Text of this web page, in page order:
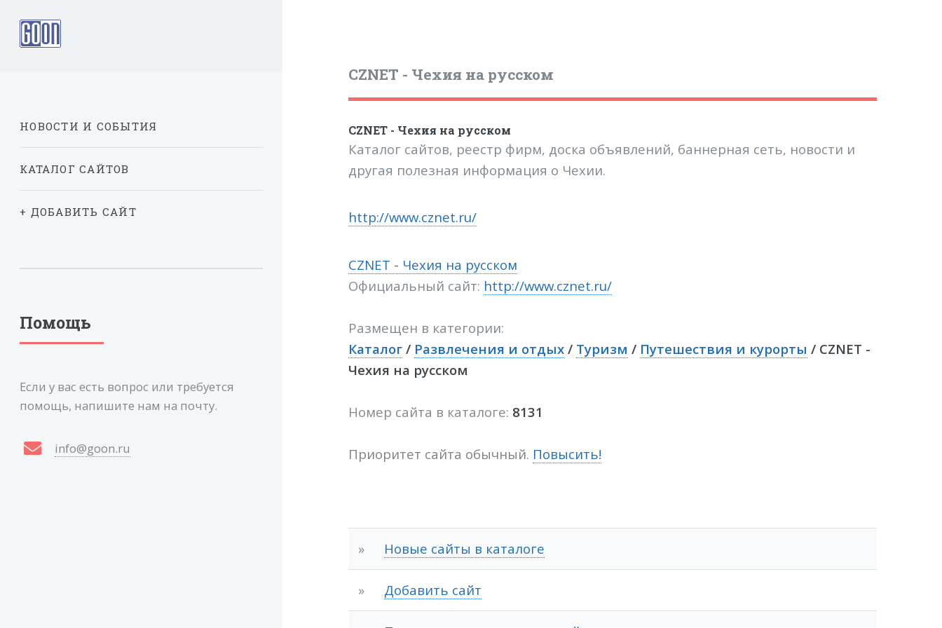
CZNET - Чехия на русском
CZNET - Чехия на русском
Каталог сайтов, реестр фирм, доска объявлений, баннерная сеть, новости и
другая полезная информация о Чехии.
http://www.cznet.ru/
CZNET - Чехия на русском
Официальный сайт: http://www.cznet.ru/
Размещен в категории:
Каталог/ Развлечения и отдых/ Туризм / Путешествия и курорты / CZNET -
Чехия на русском
Номер сайта в каталоге: 8131
Приоритет сайта обычный. Повысить!
» Новые сайты в каталоге
» Добавить сайт
НОВОСТИ И СОБЫТИЯ
КАТАЛОГ САЙТОВ
+ ДОБАВИТЬ САЙТ
Помощь
Если у вас есть вопрос или требуется
помощь, напишите нам на почту.
info@goon.ru